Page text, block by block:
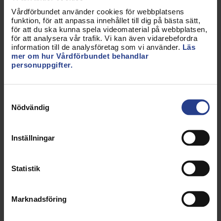
Vårdförbundet använder cookies för webbplatsens
funktion, för att anpassa innehållet till dig på bästa sätt,
för att du ska kunna spela videomaterial på webbplatsen,
för att analysera vår trafik. Vi kan även vidarebefordra
information till de analysföretag som vi använder. Läs
mer om hur Vårdförbundet behandlar
personuppgifter.
Nödvändig
Inställningar
Statistik
Marknadsföring
I övrigt är hon tydlig med vilka förändringar hon vill
se:
– Bättre arbetsvillkor! Vi blir färre, många av oss får
hoppa in och jobba extra och det blir allt vanligare
att röntgensjuksköterskor ersätts av sjuksköterskor
kompetens. Vi arbetar ändå med olika typer av
strålning som, om den hanteras fel, kan göra mer
Andra medlemmar berättar:
huvudskyddsombudet Emma ser till att studenter